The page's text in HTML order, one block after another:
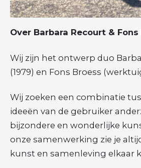
Over Barbara Recourt & Fons
Wij zijn het ontwerp duo
(1979) en Fons Broess
Wij zoeken een combinatie
ideeën van de gebruiker
bijzondere en wonderlijke
onze samenwerking zie je
kunst en samenleving elkaar